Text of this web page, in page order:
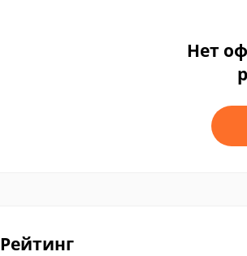
Нет
Рейтинг